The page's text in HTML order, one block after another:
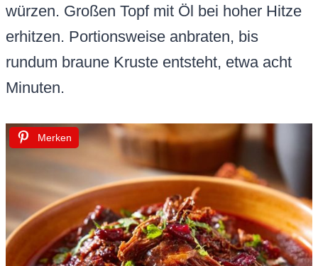
würzen. Großen Topf mit Öl bei hoher Hitze
erhitzen. Portionsweise anbraten, bis
rundum braune Kruste entsteht, etwa acht
Minuten.
Merken